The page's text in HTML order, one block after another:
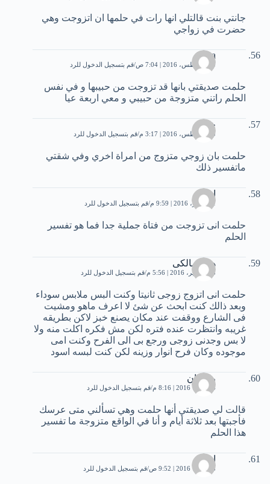
جانتي بنت قالتلي انها رات في حلمها ان اتزوجت وهي
حضرت في زواجي
lina
30 أغسطس، 2016 | 7:04 ص قم بتسجيل الدخول للرد
حلمت صديقتي بانها قد تزوجت من حبيبها و في نفس
الحلم راتني متزوجة من حبيبي و معي اربعة عيا
خيبة
30 أغسطس، 2016 | 3:17 م قم بتسجيل الدخول للرد
حلمت بان زوجي متزوج من امراة اخري وفي شقتي
ماتفسير ذلك
امير
1 سبتمبر، 2016 | 9:59 م قم بتسجيل الدخول للرد
حلمت انى تزوجت من فتاة جملية جدا فما هو تفسير
الحلم
هنا المالكى
15 سبتمبر، 2016 | 5:56 م قم بتسجيل الدخول للرد
حلمت انى اتزوج زوجى ثانيتا وكنت البس ملابس سوداء
وبعد ذالك كنت ابحث عن شئ لا اعرف ماهو ومشيت
فى الشارع ووقفت عند مكان يصنع خبز لاكن بطريقه
غريبه وانتظرت عنده فتره لكن مش فكره اكلت منه ولا
لا بس وجدنى زوجى ورجع بى الى الفرح وكنت امى
موجوده وكان فرح انوار وزينه لكن كنت لبسه اسود
رمضان
4 أكتوبر، 2016 | 8:16 م قم بتسجيل الدخول للرد
قالت لي صديقتي أنها حلمت وهي تسألني متى عرسك
فأجبتها بعد ثلاثة أيام و أنا في الواقع متزوجة ما تفسير
هذا الحلم
اصاله
8 أكتوبر، 2016 | 9:52 ص قم بتسجيل الدخول للرد